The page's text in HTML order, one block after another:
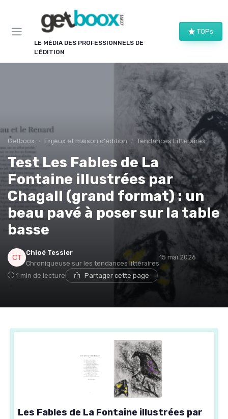
LE MÉDIA DES PROFESSIONNELS DE
L'ÉDITION
TOPs
Getboox Enjeux et maison d'édition Tendances Littéraires
Test Les Fables de La
Fontaine illustrées par
Chagall (grand format) : un
beau pavé à poser sur la table
basse
Chloé Tessier
Chroniqueuse sur les tendances littéraires
15 mai 2026
1 min de lecture Partager cette page
Les Fables de La Fontaine illustrées par